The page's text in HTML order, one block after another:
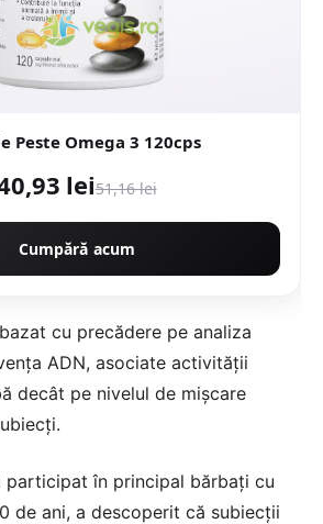
Peste Omega 3 120cps
lei51,16 lei
Cumpără acum
cu precădere pe analiza
ADN, asociate activităţii
decât pe nivelul de mişcare
participat în principal bărbaţi cu
de ani, a descoperit că subiecţii